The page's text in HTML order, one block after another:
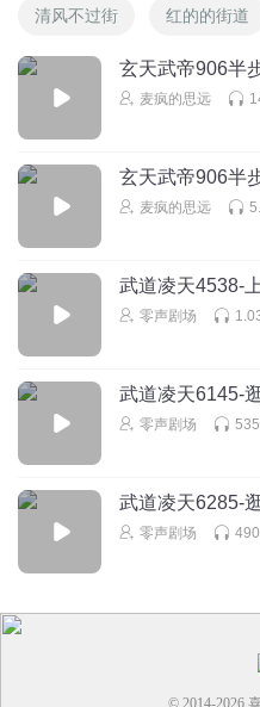
清风不过街 红的的街道
玄天武帝906半
麦疯的思远
玄天武帝906半
麦疯的思远
武道凌天4538-
零声剧场
武道凌天6145-
零声剧场
武道凌天6285-
零声剧场
© 2014-2026